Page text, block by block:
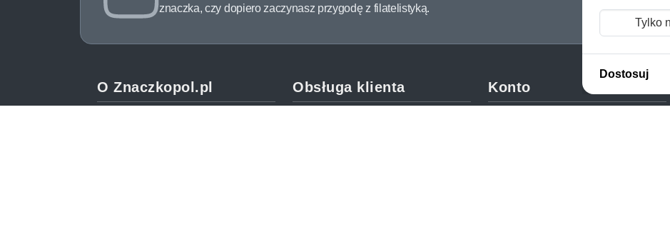
znaczka, czy dopiero zaczynasz przygodę z filatelistyką.
O Znaczkopol.pl Obsługa klienta Konto
Tylko
Dostosuj